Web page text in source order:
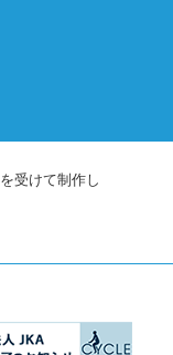
を受けて制作し